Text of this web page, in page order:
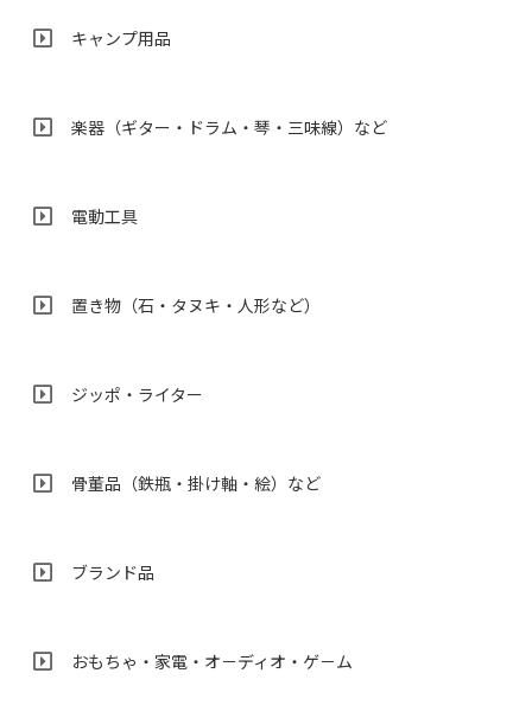
キャンプ用品
楽器（ギター・ドラム・琴・三味線）など
電動工具
置き物（石・タヌキ・人形など）
ジッポ・ライター
骨董品（鉄瓶・掛け軸・絵）など
ブランド品
おもちゃ・家電・オ－ディオ・ゲ－ム